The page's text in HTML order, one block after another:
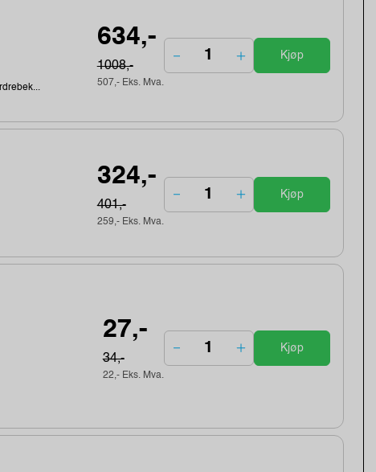
634,-
1008,-
507,- Eks. Mva.
Kjøp
324,-
401,-
259,- Eks. Mva.
Kjøp
27,-
34,-
22,- Eks. Mva.
Kjøp